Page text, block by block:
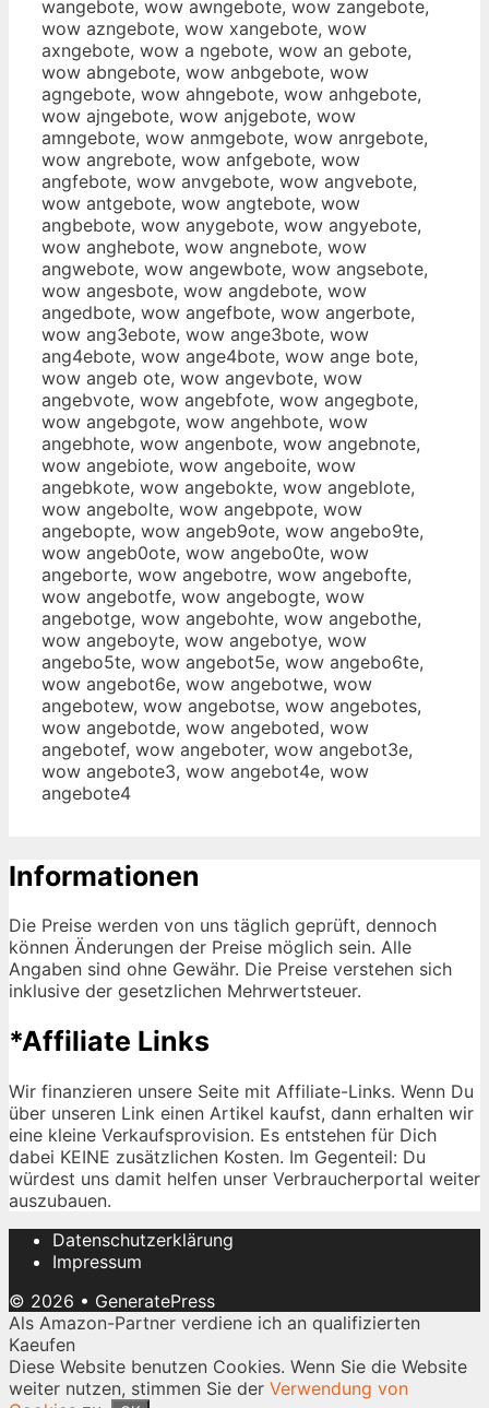
wangebote, wow awngebote, wow zangebote,
wow azngebote, wow xangebote, wow
axngebote, wow a ngebote, wow an gebote,
wow abngebote, wow anbgebote, wow
agngebote, wow ahngebote, wow anhgebote,
wow ajngebote, wow anjgebote, wow
amngebote, wow anmgebote, wow anrgebote,
wow angrebote, wow anfgebote, wow
angfebote, wow anvgebote, wow angvebote,
wow antgebote, wow angtebote, wow
angbebote, wow anygebote, wow angyebote,
wow anghebote, wow angnebote, wow
angwebote, wow angewbote, wow angsebote,
wow angesbote, wow angdebote, wow
angedbote, wow angefbote, wow angerbote,
wow ang3ebote, wow ange3bote, wow
ang4ebote, wow ange4bote, wow ange bote,
wow angeb ote, wow angevbote, wow
angebvote, wow angebfote, wow angegbote,
wow angebgote, wow angehbote, wow
angebhote, wow angenbote, wow angebnote,
wow angebiote, wow angeboite, wow
angebkote, wow angebokte, wow angeblote,
wow angebolte, wow angebpote, wow
angebopte, wow angeb9ote, wow angebo9te,
wow angeb0ote, wow angebo0te, wow
angeborte, wow angebotre, wow angebofte,
wow angebotfe, wow angebogte, wow
angebotge, wow angebohte, wow angebothe,
wow angeboyte, wow angebotye, wow
angebo5te, wow angebot5e, wow angebo6te,
wow angebot6e, wow angebotwe, wow
angebotew, wow angebotse, wow angebotes,
wow angebotde, wow angeboted, wow
angebotef, wow angeboter, wow angebot3e,
wow angebote3, wow angebot4e, wow
angebote4
Informationen
Die Preise werden von uns täglich geprüft, dennoch
können Änderungen der Preise möglich sein. Alle
Angaben sind ohne Gewähr. Die Preise verstehen sich
inklusive der gesetzlichen Mehrwertsteuer.
*Affiliate Links
Wir finanzieren unsere Seite mit Affiliate-Links. Wenn Du
über unseren Link einen Artikel kaufst, dann erhalten wir
eine kleine Verkaufsprovision. Es entstehen für Dich
dabei KEINE zusätzlichen Kosten. Im Gegenteil: Du
würdest uns damit helfen unser Verbraucherportal weiter
auszubauen.
Datenschutzerklärung
Impressum
© 2026 • GeneratePress
Als Amazon-Partner verdiene ich an qualifizierten
Kaeufen
Diese Website benutzen Cookies. Wenn Sie die Website
weiter nutzen, stimmen Sie der Verwendung von